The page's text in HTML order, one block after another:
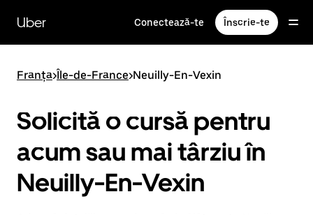
direct
conținutul
principal
Uber Conectează-te Înscrie-te
Franța>Île-de-France>Neuilly-En-Vexin
Solicită o cursă pentru
acum sau mai târziu în
Neuilly-En-Vexin